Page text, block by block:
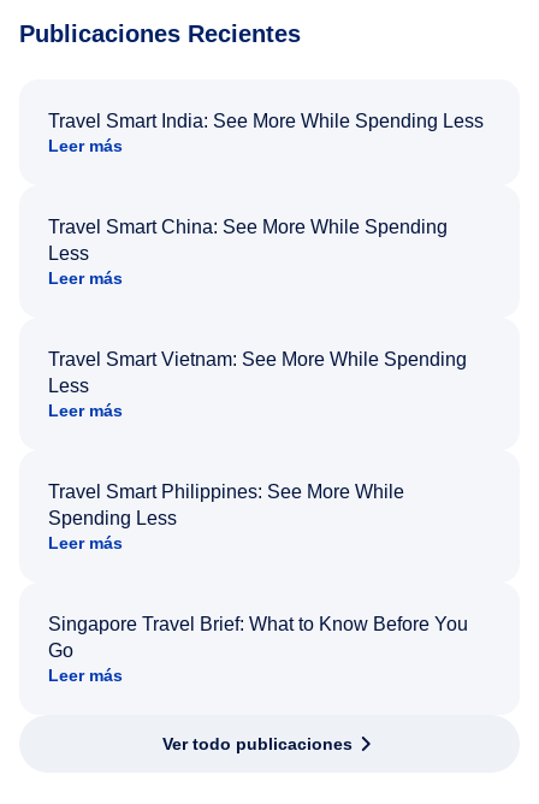
Publicaciones Recientes
Travel Smart India: See More While Spending Less
Leer más
Travel Smart China: See More While Spending
Less
Leer más
Travel Smart Vietnam: See More While Spending
Less
Leer más
Travel Smart Philippines: See More While
Spending Less
Leer más
Singapore Travel Brief: What to Know Before You
Go
Leer más
Ver todo publicaciones